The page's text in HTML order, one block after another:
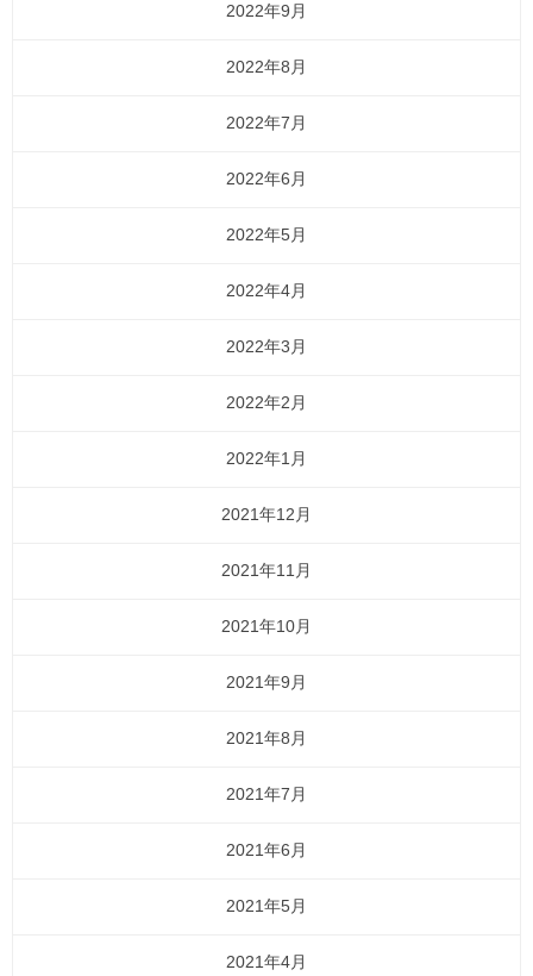
2022年9月
2022年8月
2022年7月
2022年6月
2022年5月
2022年4月
2022年3月
2022年2月
2022年1月
2021年12月
2021年11月
2021年10月
2021年9月
2021年8月
2021年7月
2021年6月
2021年5月
2021年4月